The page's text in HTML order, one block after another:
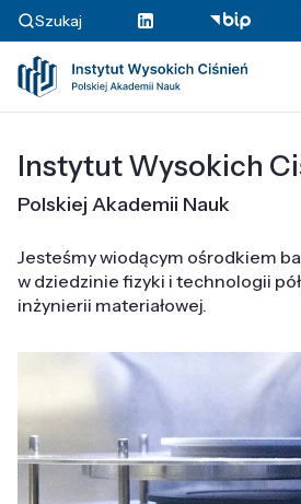
Szukaj
Instytut Wysokich
Polskiej Akademii Nauk
Jesteśmy wiodącym ośrodkiem
w dziedzinie fizyki i technologii
inżynierii materiałowej.